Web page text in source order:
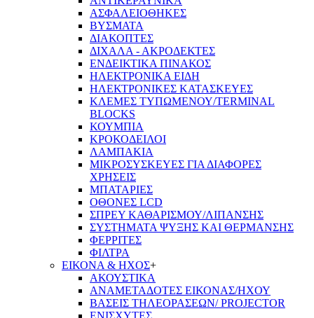
ΑΣΦΑΛΕΙΟΘΗΚΕΣ
ΒΥΣΜΑΤΑ
ΔΙΑΚΟΠΤΕΣ
ΔΙΧΑΛΑ - ΑΚΡΟΔΕΚΤΕΣ
ΕΝΔΕΙΚΤΙΚΑ ΠΙΝΑΚΟΣ
ΗΛΕΚΤΡΟΝΙΚΑ ΕΙΔΗ
ΗΛΕΚΤΡΟΝΙΚΕΣ ΚΑΤΑΣΚΕΥΕΣ
ΚΛΕΜΕΣ ΤΥΠΩΜΕΝΟΥ/TERMINAL
BLOCKS
ΚΟΥΜΠΙΑ
ΚΡΟΚΟΔΕΙΛΟΙ
ΛΑΜΠΑΚΙΑ
ΜΙΚΡΟΣΥΣΚΕΥΕΣ ΓΙΑ ΔΙΑΦΟΡΕΣ
ΧΡΗΣΕΙΣ
ΜΠΑΤΑΡΙΕΣ
ΟΘΟΝΕΣ LCD
ΣΠΡΕΥ ΚΑΘΑΡΙΣΜΟΥ/ΛΙΠΑΝΣΗΣ
ΣΥΣΤΗΜΑΤΑ ΨΥΞΗΣ ΚΑΙ ΘΕΡΜΑΝΣΗΣ
ΦΕΡΡΙΤΕΣ
ΦΙΛΤΡΑ
ΕΙΚΟΝΑ & ΗΧΟΣ+
ΑΚΟΥΣΤΙΚΑ
ΑΝΑΜΕΤΑΔΟΤΕΣ ΕΙΚΟΝΑΣ/ΗΧΟΥ
ΒΑΣΕΙΣ ΤΗΛΕOΡΑΣΕΩΝ/ PROJECTOR
ΕΝΙΣΧΥΤΕΣ